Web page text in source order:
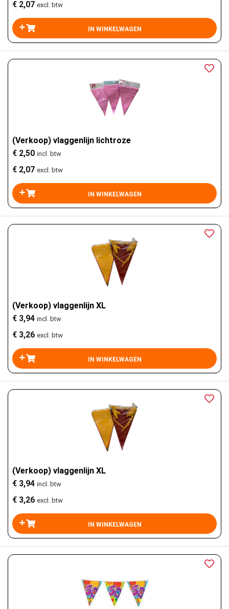
€ 2,07 excl. btw
(Verkoop) vlaggenlijn lichtroze
€ 2,50 incl. btw
€ 2,07 excl. btw
(Verkoop) vlaggenlijn XL
€ 3,94 incl. btw
€ 3,26 excl. btw
(Verkoop) vlaggenlijn XL
€ 3,94 incl. btw
€ 3,26 excl. btw